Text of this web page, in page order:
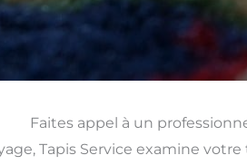
Faites appel à un
Tapis Service examine